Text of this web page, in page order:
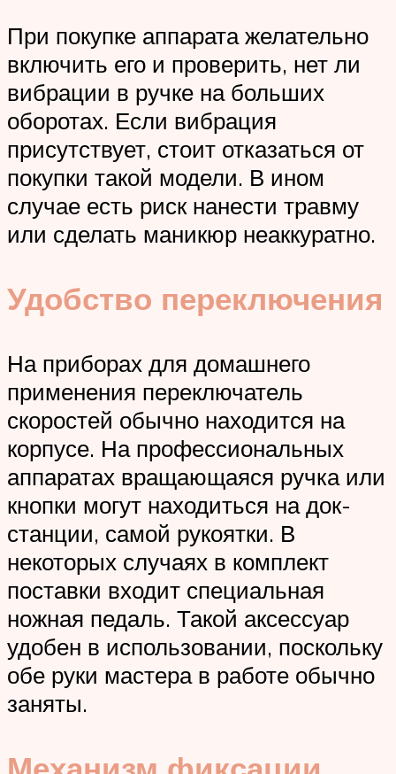
При покупке аппарата желательно
включить его и проверить, нет ли
вибрации в ручке на больших
оборотах. Если вибрация
присутствует, стоит отказаться от
покупки такой модели. В ином
случае есть риск нанести травму
или сделать маникюр неаккуратно.
Удобство переключения
На приборах для домашнего
применения переключатель
скоростей обычно находится на
корпусе. На профессиональных
аппаратах вращающаяся ручка или
кнопки могут находиться на док-
станции, самой рукоятки. В
некоторых случаях в комплект
поставки входит специальная
ножная педаль. Такой аксессуар
удобен в использовании, поскольку
обе руки мастера в работе обычно
заняты.